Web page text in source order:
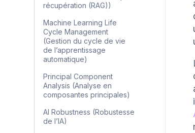
récupération (RAG))
Machine Learning Life
Cycle Management
(Gestion du cycle de vie
de l’apprentissage
automatique)
Principal Component
Analysis (Analyse en
composantes principales)
AI Robustness (Robustesse
de l’IA)